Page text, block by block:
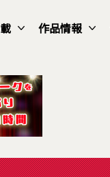
作品情報